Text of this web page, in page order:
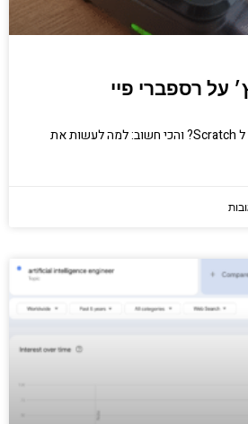
על רספברי פיי
איך מחברים רספברי פיי ל Scratch? והכי חשוב: למה לעשות את